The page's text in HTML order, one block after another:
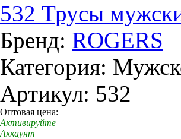
532 Трусы
Бренд: ROGERS
Категория:
Артикул: 532
Оптовая цена:
Активируйте
Аккаунт